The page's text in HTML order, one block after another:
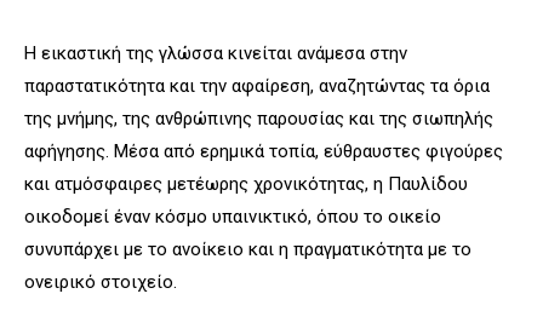
Η εικαστική της γλώσσα κινείται ανάμεσα στην
παραστατικότητα και την αφαίρεση, αναζητώντας τα όρια
της μνήμης, της ανθρώπινης παρουσίας και της σιωπηλής
αφήγησης. Μέσα από ερημικά τοπία, εύθραυστες φιγούρες
και ατμόσφαιρες μετέωρης χρονικότητας, η Παυλίδου
οικοδομεί έναν κόσμο υπαινικτικό, όπου το οικείο
συνυπάρχει με το ανοίκειο και η πραγματικότητα με το
ονειρικό στοιχείο.